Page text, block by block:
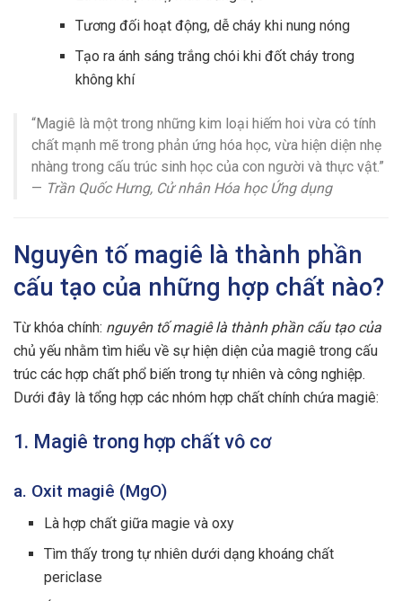
Tương đối hoạt động, dễ cháy khi nung nóng
Tạo ra ánh sáng trắng chói khi đốt cháy trong
không khí
“Magiê là một trong những kim loại hiếm hoi vừa có tính
chất mạnh mẽ trong phản ứng hóa học, vừa hiện diện nhẹ
nhàng trong cấu trúc sinh học của con người và thực vật.”
— Trần Quốc Hưng, Cử nhân Hóa học Ứng dụng
Nguyên tố magiê là thành phần
cấu tạo của những hợp chất nào?
Từ khóa chính: nguyên tố magiê là thành phần cấu tạo của
chủ yếu nhằm tìm hiểu về sự hiện diện của magiê trong cấu
trúc các hợp chất phổ biến trong tự nhiên và công nghiệp.
Dưới đây là tổng hợp các nhóm hợp chất chính chứa magiê:
1. Magiê trong hợp chất vô cơ
a. Oxit magiê (MgO)
Là hợp chất giữa magie và oxy
Tìm thấy trong tự nhiên dưới dạng khoáng chất
periclase